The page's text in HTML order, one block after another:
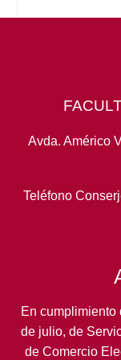
Avda. Américo
Teléfono
En cumplimiento
de julio, de
de Comercio